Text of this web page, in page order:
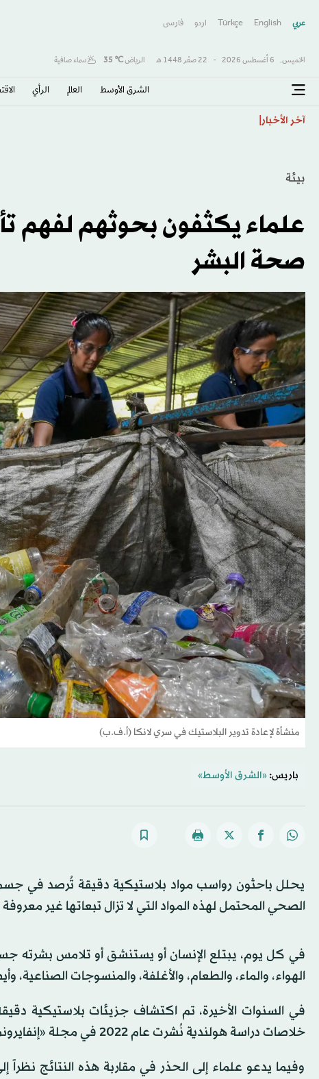
عربي English
Türkçe اردو فارسى
الخميس, 6 أغسطس 2026 - 22 صفَر 1448 هـ الرياض℃
35 سماء صافية
الشرق الأوسط​ العالم الرأي
آخر الأخبار
بيئة
علماء يكثفون بحوثهم لفهم
صحة البشر
منشأة لإعادة تدوير البلاستيك في سري لانكا (أ.ف.ب)
باريس: «الشرق الأوسط»
يحلل باحثون رواسب مواد بلاستيكية دقيقة تُرصد في جسم
الصحي المحتمل لهذه المواد التي لا تزال تبعاتها غير
الهواء، والماء، والطعام، والأغلفة، والمنسوجات
في السنوات الأخيرة، تم اكتشاف جزيئات بلاستيكية
خلاصات دراسة هولندية نُشرت عام 2022 في مجلة «إنفايرونمنت إنترناشونال».
وفيما يدعو علماء إلى الحذر في مقاربة هذه النتائج